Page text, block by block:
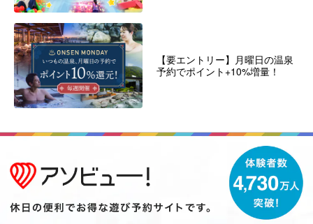
【要エントリー】月曜日の温泉
予約でポイント+10%増量！